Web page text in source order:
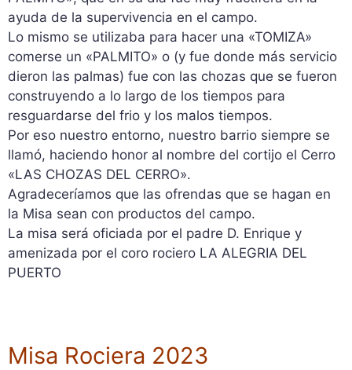
ayuda de la supervivencia en el campo.
Lo mismo se utilizaba para hacer una «TOMIZA»
comerse un «PALMITO» o (y fue donde más servicio
dieron las palmas) fue con las chozas que se fueron
construyendo a lo largo de los tiempos para
resguardarse del frio y los malos tiempos.
Por eso nuestro entorno, nuestro barrio siempre se
llamó, haciendo honor al nombre del cortijo el Cerro
«LAS CHOZAS DEL CERRO».
Agradeceríamos que las ofrendas que se hagan en
la Misa sean con productos del campo.
La misa será oficiada por el padre D. Enrique y
amenizada por el coro rociero LA ALEGRIA DEL
PUERTO
Misa Rociera 2023